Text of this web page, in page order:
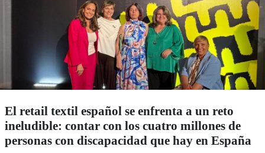
El retail textil español se enfrenta a un reto
ineludible: contar con los cuatro millones de
personas con discapacidad que hay en España